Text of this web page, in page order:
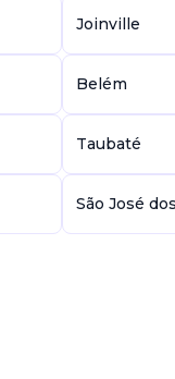
Joinville
Belém
Taubaté
São José